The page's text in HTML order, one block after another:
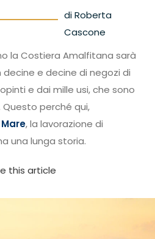
di Roberta
Cascone
la Costiera Amalfitana sarà
e decine di negozi di
e dai mille usi, che sono
perché qui,
, la lavorazione di
una lunga storia.
this article